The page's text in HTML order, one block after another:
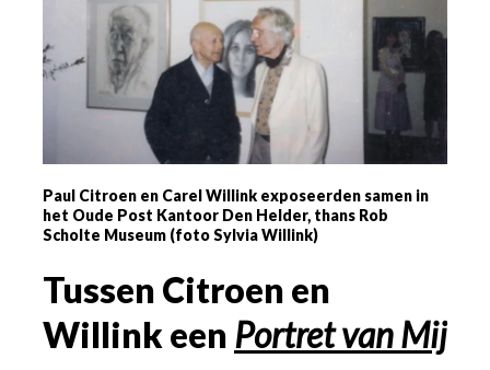
Paul Citroen en Carel Willink exposeerden samen in
het Oude Post Kantoor Den Helder, thans Rob
Scholte Museum (foto Sylvia Willink)
Tussen Citroen en
Willink een Portret van Mij